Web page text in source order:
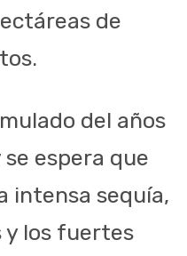
de
del años
espera que
intensa sequía,
los fuertes